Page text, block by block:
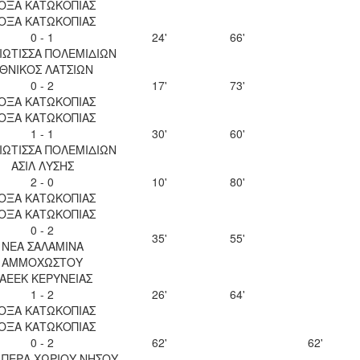
ΚΑΤΩΚΟΠΙΑΣ
ΚΑΤΩΚΟΠΙΑΣ
0 - 1
ΠΟΛΕΜΙΔΙΩΝ
24'
66'
ΛΑΤΣΙΩΝ
0 - 2
ΚΑΤΩΚΟΠΙΑΣ
17'
73'
ΚΑΤΩΚΟΠΙΑΣ
1 - 1
ΠΟΛΕΜΙΔΙΩΝ
30'
60'
ΑΣΙΛ ΛΥΣΗΣ
2 - 0
ΚΑΤΩΚΟΠΙΑΣ
10'
80'
ΚΑΤΩΚΟΠΙΑΣ
0 - 2
ΝΕΑ ΣΑΛΑΜΙΝΑ
ΑΜΜΟΧΩΣΤΟΥ
35' 55'
ΚΕΡΥΝΕΙΑΣ
1 - 2
ΚΑΤΩΚΟΠΙΑΣ
26'
64'
ΚΑΤΩΚΟΠΙΑΣ
0 - 2
62' 62'